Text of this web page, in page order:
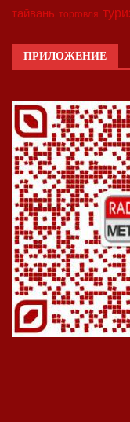
тайвань торговля
ПРИЛОЖЕНИЕ